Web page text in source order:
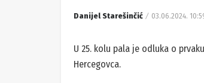
Danijel Starešinčić 03.06.2024.
U 25. kolu pala je odluka o
Hercegovca.